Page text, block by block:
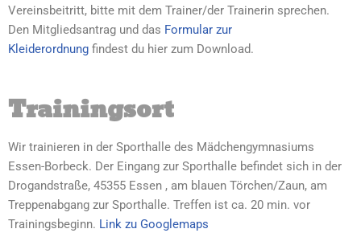
Vereinsbeitritt, bitte mit dem Trainer/der Trainerin sprechen.
Den Mitgliedsantrag und das Formular zur
Kleiderordnung findest du hier zum Download.
Trainingsort
Wir trainieren in der Sporthalle des Mädchengymnasiums
Essen-Borbeck. Der Eingang zur Sporthalle befindet sich in der
Drogandstraße, 45355 Essen , am blauen Törchen/Zaun, am
Treppenabgang zur Sporthalle. Treffen ist ca. 20 min. vor
Trainingsbeginn. Link zu Googlemaps